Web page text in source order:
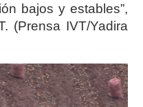
bajos y estables”,
(Prensa IVT/Yadira